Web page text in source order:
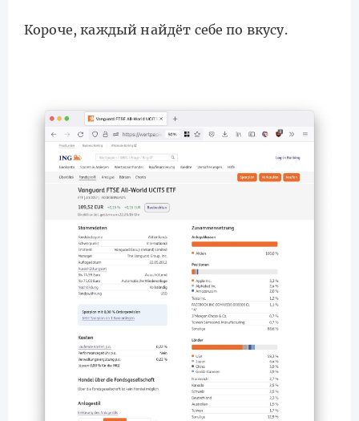
Короче, каждый найдёт себе по вкусу.